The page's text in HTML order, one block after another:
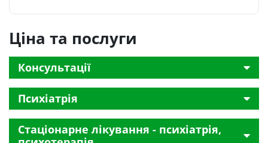
Ціна та послуги
Консультації
Психіатрія
Стаціонарне лікування - психіатрія,